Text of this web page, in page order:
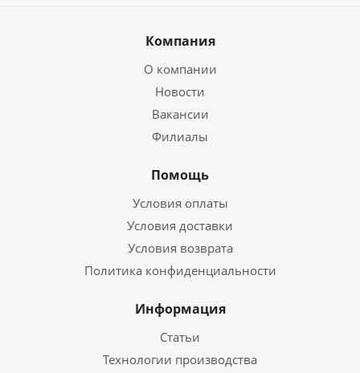
Компания
О компании
Новости
Вакансии
Филиалы
Помощь
Условия оплаты
Условия доставки
Условия возврата
Политика конфиденциальности
Информация
Статьи
Технологии производства